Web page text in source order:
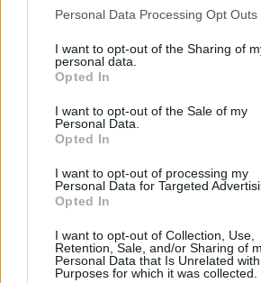
Please note that this website/app uses
not limited to your visit or usage
grant or deny consent to Google and its
use your data for below specified
consent section.
Personal Data Processing Opt Outs
I want to opt-out of the Sharing of
personal data.
Opted In
I want to opt-out of the Sale of my
Personal Data.
Opted In
I want to opt-out of processing my
Personal Data for Targeted
Opted In
I want to opt-out of Collection, Use,
Retention, Sale, and/or Sharing of
Personal Data that Is Unrelated
Purposes for which it was collected.
Diana Bianchedi capodelegazione
Matteo Pellegrino · 10 Ago 2026